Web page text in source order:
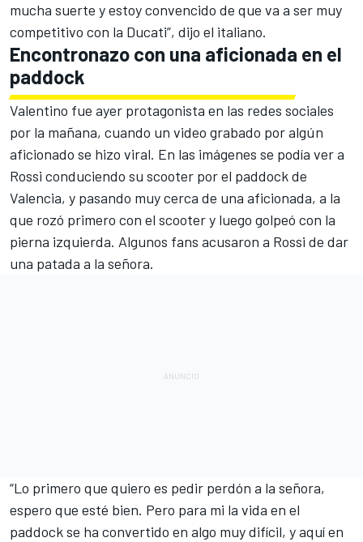
mucha suerte y estoy convencido de que va a ser muy
competitivo con la Ducati”, dijo el italiano.
Encontronazo con una aficionada en el
paddock
Valentino fue ayer protagonista en las redes sociales
por la mañana, cuando un video grabado por algún
aficionado se hizo viral. En las imágenes se podía ver a
Rossi conduciendo su scooter por el paddock de
Valencia, y pasando muy cerca de una aficionada, a la
que rozó primero con el scooter y luego golpeó con la
pierna izquierda. Algunos fans acusaron a Rossi de dar
una patada a la señora.
“Lo primero que quiero es pedir perdón a la señora,
espero que esté bien. Pero para mi la vida en el
paddock se ha convertido en algo muy difícil, y aquí en